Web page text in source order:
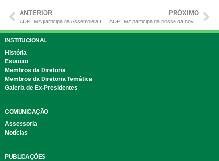
ANTERIOR PRÓXIMO
ADPEMA participa da posse da nova Defensora Pública Dra. Marília de Novaes
INSTITUCIONAL
História
Estatuto
Membros da Diretoria
Membros da Diretoria Temática
Galeria de Ex-Presidentes
COMUNICAÇÃO
Assessoria
Notícias
PUBLICAÇÕES